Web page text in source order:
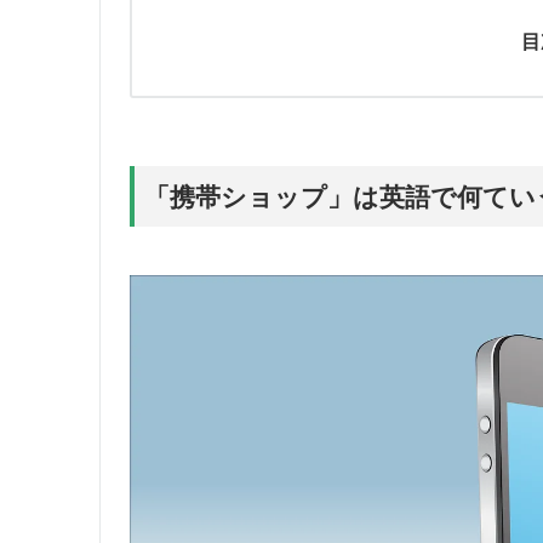
「携帯ショップ」は英語で何て